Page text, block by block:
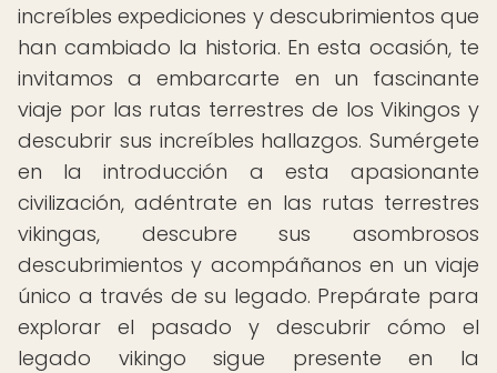
increíbles expediciones y descubrimientos que
han cambiado la historia. En esta ocasión, te
invitamos a embarcarte en un fascinante
viaje por las rutas terrestres de los Vikingos y
descubrir sus increíbles hallazgos. Sumérgete
en la introducción a esta apasionante
civilización, adéntrate en las rutas terrestres
vikingas, descubre sus asombrosos
descubrimientos y acompáñanos en un viaje
único a través de su legado. Prepárate para
explorar el pasado y descubrir cómo el
legado vikingo sigue presente en la